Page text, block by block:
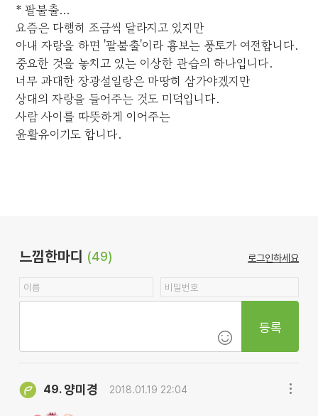
* 팔불출...
요즘은 다행히 조금씩 달라지고 있지만
아내 자랑을 하면 '팔불출'이라 흉보는 풍토가 여전합니다.
중요한 것을 놓치고 있는 이상한 관습의 하나입니다.
너무 과대한 장광설일랑은 마땅히 삼가야겠지만
상대의 자랑을 들어주는 것도 미덕입니다.
사람 사이를 따뜻하게 이어주는
윤활유이기도 합니다.
느낌한마디 (49) 로그인하세요
등록
49.양미경 2018.01.19 22:04